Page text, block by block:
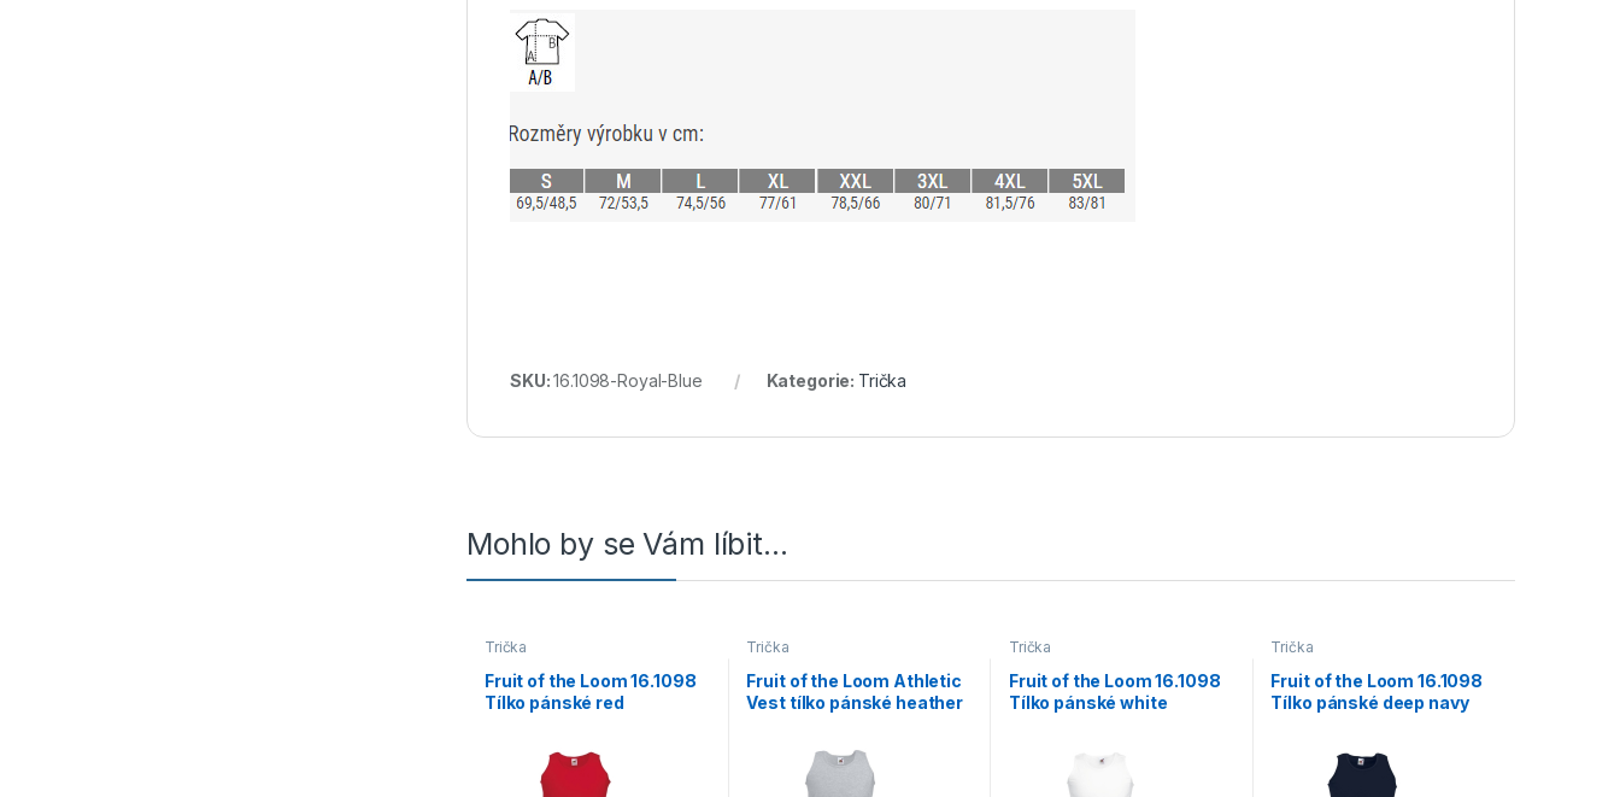
SKU:16.1098-Royal-Blue Kategorie: Trička
Mohlo by se Vám líbit…
Trička
Fruit of the Loom 16.1098
Tílko pánské red
Trička
Fruit of the Loom Athletic
Vest tílko pánské heather
Trička
Fruit of the Loom 16.1098
Tílko pánské white
Trička
Fruit of the Loom 16.1098
Tílko pánské deep navy